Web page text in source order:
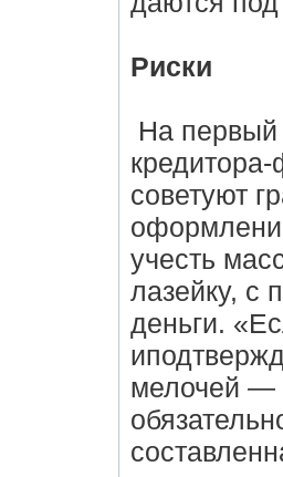
Риски
На первый
советуют
учесть
лазейку, с
деньги.
мелочей —